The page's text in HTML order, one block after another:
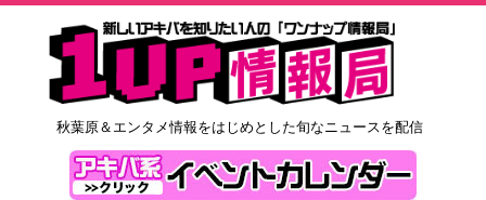
秋葉原＆エンタメ情報をはじめとした旬なニュースを配信